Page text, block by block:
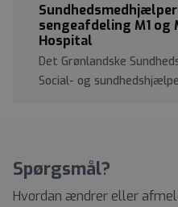
sengeafdeling M1 og
Hospital
Det Grønlandske
Social- og
Spørgsmål?
Hvordan ændrer eller